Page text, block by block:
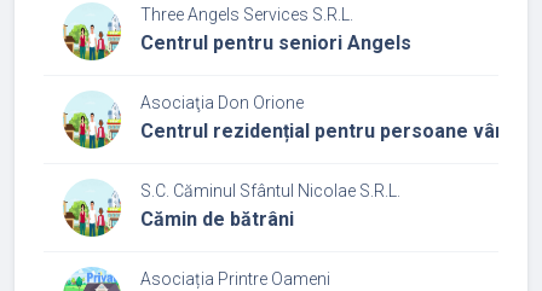
Three Angels Services S.R.L.
Centrul pentru seniori Angels
Asociaţia Don Orione
Centrul rezidențial pentru persoane
S.C. Căminul Sfântul Nicolae S.R.L.
Cămin de bătrâni
Asociația Printre Oameni